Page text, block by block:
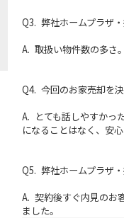
Q3. 弊社ホームプラザ
A. 取扱い物件数の多さ
Q4. 今回のお家売却を
A. とても話しやすかっ
になることはなく、安
Q5. 弊社ホームプラザ
A. 契約後すぐ内見のお
ました。